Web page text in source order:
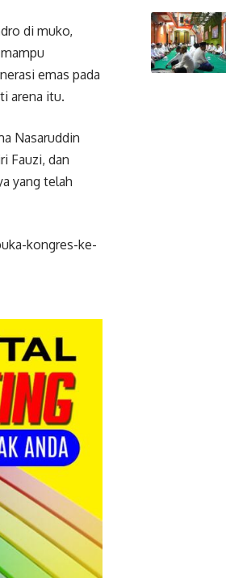
di muko,
emas pada
arena itu.
Nasaruddin
Fauzi, dan
yang telah
kongres-ke-